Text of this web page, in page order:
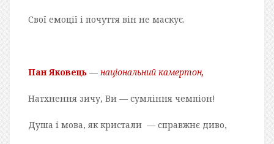
Свої емоції і почуття він не маскує.
Пан Яковець — національний камертон,
Натхнення зичу, Ви — сумління чемпіон!
Душа і мова, як кристали — справжнє диво,